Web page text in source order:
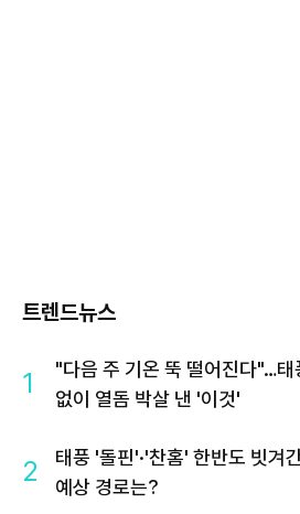
트렌드뉴스
1
"다음 주 기온 뚝 떨어진다"…태
없이 열돔 박살 낸 '이것'
2
태풍 '돌핀'·'찬홈' 한반도 빗겨
예상 경로는?